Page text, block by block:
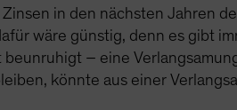
Zinsen in den nächsten Jahren
wäre günstig, denn es gibt
beunruhigt – eine
könnte aus einer